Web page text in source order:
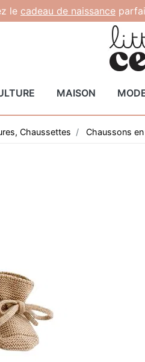
le cadeau de naissance
MAISON
Chaussettes Chaussons